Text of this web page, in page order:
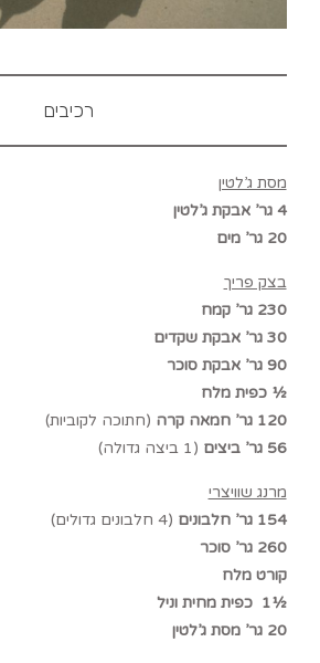
רכיבים
מסת ג’לטין
4 גר’ אבקת ג’לטין
20 גר’ מים
בצק פריך
230 גר’ קמח
30 גר’ אבקת שקדים
90 גר’ אבקת סוכר
½ כפית מלח
120 גר’ חמאה קרה
(חתוכה לקוביות)
56 גר’ ביצים
(1 ביצה גדולה)
מרנג שוויצרי
154 גר’ חלבונים
(4 חלבונים גדולים)
260 גר’ סוכר
קורט מלח
½1 כפית מחית וניל
20 גר’ מסת ג’לטין